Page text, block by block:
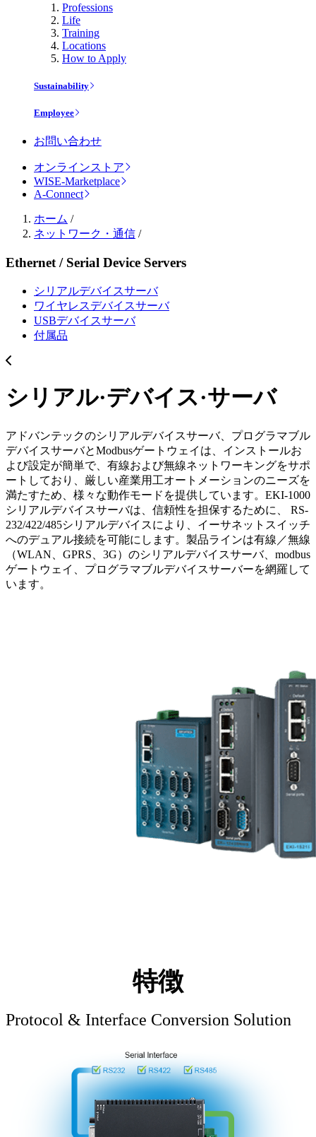
Professions
Life
Training
Locations
How to Apply
Sustainability
Employee
お問い合わせ
オンラインストア
WISE-Marketplace
A-Connect
ホーム /
ネットワーク・通信 /
Ethernet / Serial Device Servers
シリアルデバイスサーバ
ワイヤレスデバイスサーバ
USBデバイスサーバ
付属品
シリアル·デバイス·サーバ
アドバンテックのシリアルデバイスサーバ、プログラマブル
デバイスサーバとModbusゲートウェイは、インストールお
よび設定が簡単で、有線および無線ネットワーキングをサポ
ートしており、厳しい産業用工オートメーションのニーズを
満たすため、様々な動作モードを提供しています。EKI-1000
シリアルデバイスサーバは、信頼性を担保するために、 RS-
232/422/485シリアルデバイスにより、イーサネットスイッチ
へのデュアル接続を可能にします。製品ラインは有線／無線
（WLAN、GPRS、3G）のシリアルデバイスサーバ、modbus
ゲートウェイ、プログラマブルデバイスサーバーを網羅して
います。
特徴
Protocol & Interface Conversion Solution